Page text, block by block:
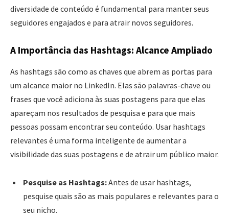
diversidade de conteúdo é fundamental para manter seus
seguidores engajados e para atrair novos seguidores.
A Importância das Hashtags: Alcance Ampliado
As hashtags são como as chaves que abrem as portas para
um alcance maior no LinkedIn. Elas são palavras-chave ou
frases que você adiciona às suas postagens para que elas
apareçam nos resultados de pesquisa e para que mais
pessoas possam encontrar seu conteúdo. Usar hashtags
relevantes é uma forma inteligente de aumentar a
visibilidade das suas postagens e de atrair um público maior.
Pesquise as Hashtags:Antes de usar hashtags,
pesquise quais são as mais populares e relevantes para o
seu nicho.